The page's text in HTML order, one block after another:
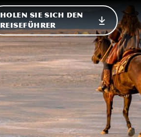
HOLEN SIE SICH DEN
REISEFÜHRER